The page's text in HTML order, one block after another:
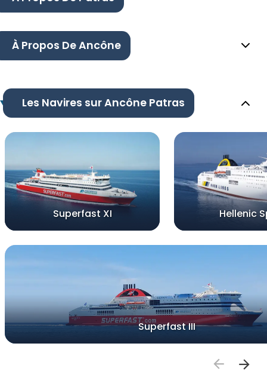
À Propos De Ancône
Les Navires sur Ancône Patras
Superfast XI Hellenic
Superfast III